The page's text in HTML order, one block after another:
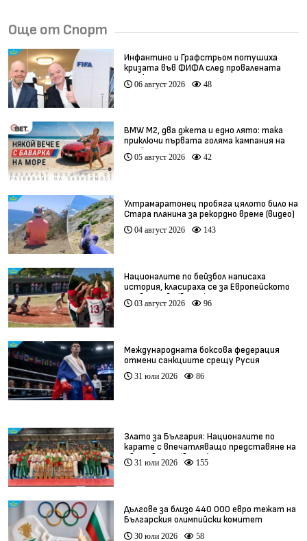
Още от Спорт
Инфантино и Графстрьом потушиха
кризата във ФИФА след провалената
сделка
06 август 2026 48
BMW М2, два джета и едно лято: така
приключи първата голяма кампания на
BET.bg
05 август 2026 42
Ултрамаратонец пробяга цялото било на
Стара планина за рекордно време (видео)
04 август 2026 143
Националите по бейзбол написаха
история, класираха се за Европейското
първенство (видео)
03 август 2026 96
Международната боксова федерация
отмени санкциите срещу Русия
31 юли 2026 86
Злато за България: Националите по
карате с впечатляващо представяне на
Световното (видео)
31 юли 2026 155
Дългове за близо 440 000 евро тежат на
Българския олимпийски комитет
30 юли 2026 58